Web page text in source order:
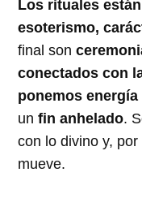
Los rituales
esoterismo,
final son
conectados con
ponemos
unfin anhelado.
con lo divino y,
mueve.